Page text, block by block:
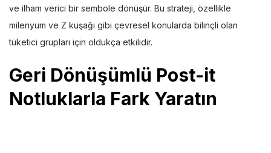
ve ilham verici bir sembole dönüşür. Bu strateji, özellikle
milenyum ve Z kuşağı gibi çevresel konularda bilinçli olan
tüketici grupları için oldukça etkilidir.
Geri Dönüşümlü Post-it
Notluklarla Fark Yaratın